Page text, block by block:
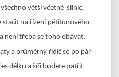
větší včetně silnic.
stačit na řízení pětitunového
není třeba se toho obávat.
a průměrný řidič se po pár
délku a šíři budete patřit